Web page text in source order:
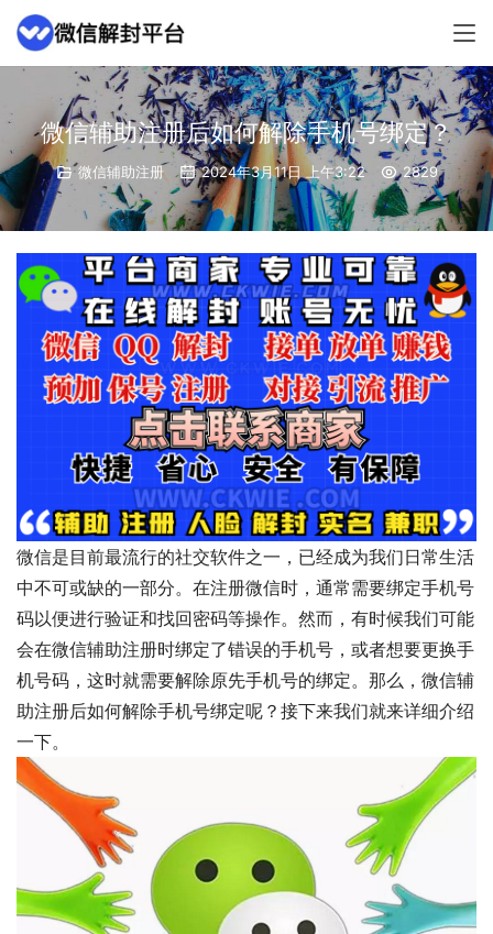
微信辅助注册后如何解除手机号绑定？
微信辅助注册 2024年3月11日 上午3:22 2829
微信是目前最流行的社交软件之一，已经成为我们日常生活
中不可或缺的一部分。在注册微信时，通常需要绑定手机号
码以便进行验证和找回密码等操作。然而，有时候我们可能
会在微信辅助注册时绑定了错误的手机号，或者想要更换手
机号码，这时就需要解除原先手机号的绑定。那么，微信辅
助注册后如何解除手机号绑定呢？接下来我们就来详细介绍
一下。